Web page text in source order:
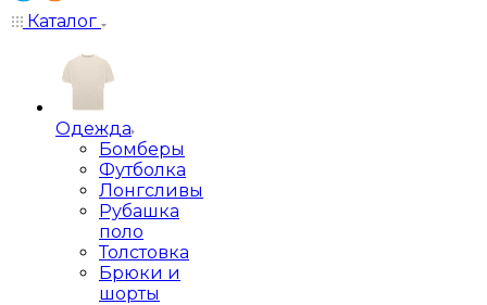
Каталог
Одежда
Бомберы
Футболка
Лонгсливы
Рубашка
поло
Толстовка
Брюки и
шорты